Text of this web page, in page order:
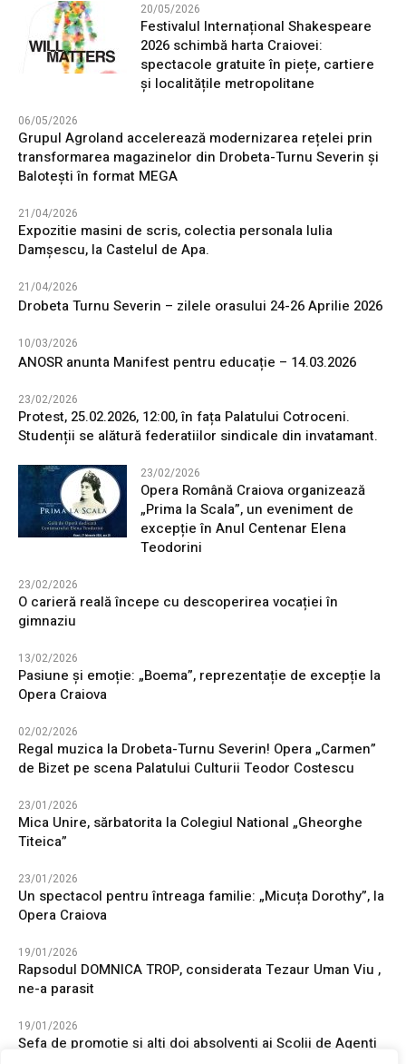
20/05/2026
Festivalul Internațional Shakespeare
2026 schimbă harta Craiovei:
spectacole gratuite în piețe, cartiere
și localitățile metropolitane
06/05/2026
Grupul Agroland accelerează modernizarea rețelei prin
transformarea magazinelor din Drobeta-Turnu Severin și
Balotești în format MEGA
21/04/2026
Expozitie masini de scris, colectia personala Iulia
Damșescu, la Castelul de Apa.
21/04/2026
Drobeta Turnu Severin – zilele orasului 24-26 Aprilie 2026
10/03/2026
ANOSR anunta Manifest pentru educație – 14.03.2026
23/02/2026
Protest, 25.02.2026, 12:00, în fața Palatului Cotroceni.
Studenții se alătură federatiilor sindicale din invatamant.
23/02/2026
Opera Română Craiova organizează
„Prima la Scala”, un eveniment de
excepție în Anul Centenar Elena
Teodorini
23/02/2026
O carieră reală începe cu descoperirea vocației în
gimnaziu
13/02/2026
Pasiune și emoție: „Boema”, reprezentație de excepție la
Opera Craiova
02/02/2026
Regal muzica la Drobeta-Turnu Severin! Opera „Carmen”
de Bizet pe scena Palatului Culturii Teodor Costescu
23/01/2026
Mica Unire, sărbatorita la Colegiul National „Gheorghe
Titeica”
23/01/2026
Un spectacol pentru întreaga familie: „Micuța Dorothy”, la
Opera Craiova
19/01/2026
Rapsodul DOMNICA TROP, considerata Tezaur Uman Viu ,
ne-a parasit
19/01/2026
Șefa de promoție și alți doi absolvenți ai Școlii de Agenți